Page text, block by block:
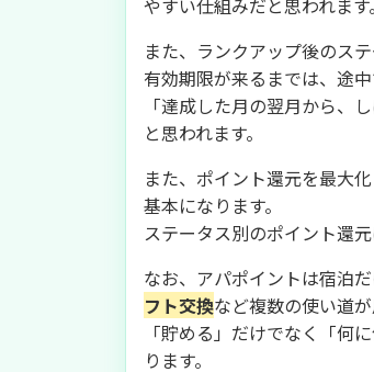
やすい仕組みだと思われます。
また、ランクアップ後のス
有効期限が来るまでは、途
「達成した月の翌月から、
と思われます。
また、ポイント還元を最大
基本になります。
ステータス別のポイント還
なお、アパポイントは宿泊だ
フト交換など複数の使い道が
「貯める」だけでなく「何
ります。